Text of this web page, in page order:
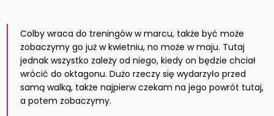
Colby wraca do treningów w marcu, także być może
zobaczymy go już w kwietniu, no może w maju. Tutaj
jednak wszystko zależy od niego, kiedy on będzie chciał
wrócić do oktagonu. Dużo rzeczy się wydarzyło przed
samą walką, także najpierw czekam na jego powrót tutaj,
a potem zobaczymy.